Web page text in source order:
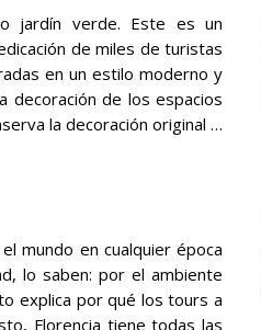
jardín verde. Este es un
de miles de turistas
en un estilo moderno y
decoración de los espacios
la decoración original …
mundo en cualquier época
lo saben: por el ambiente
explica por qué los tours a
Florencia tiene todas las